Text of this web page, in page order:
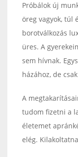
Próbálok új
öreg vagyok, túl
borotválkozás
üres. A
sem hívnak.
házához, de
A
tudom fizetni a
életemet
elég.